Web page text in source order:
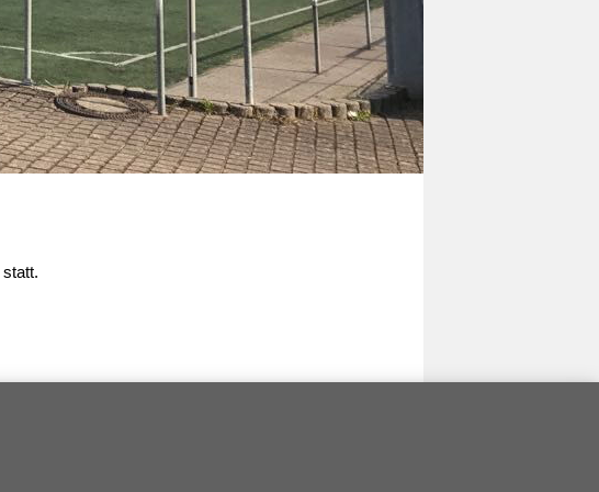
statt.